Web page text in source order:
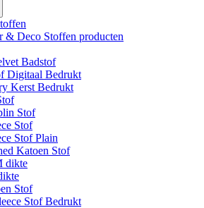
& Deco Stoffen producten
Badstof
Digitaal Bedrukt
Kerst Bedrukt
Stof
Stof
Stof Plain
Katoen Stof
dikte
Stof
Stof Bedrukt